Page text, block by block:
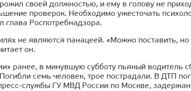
своей должностью, и ему в голову не
проверок. Необходимо ужесточать
глава Роспотребнадзора.
не являются панацеей. «Можно поставить,
он.
ранее, в минувшую субботу пьяный водитель
семь человек, трое пострадали. В ДТП
службы ГУ МВД России по Москве,